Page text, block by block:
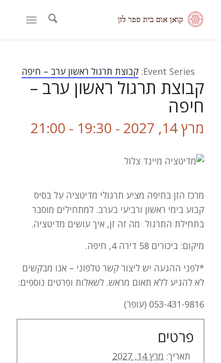
Event Series: קבוצת תרגול ראשון ערב – חיפה
קבוצת תרגול ראשון ערב –
חיפה
מרץ 14, 2027 - 19:30 -
21:00
מרכז הזן בחיפה מציע תרגולי מדיטציה על בסיס
קבוע בימי ראשון ורביעי בערב. למתחילים מוסבר
בתחילת התרגול מה זה זן, איך עושים מדיטציה.
מיקום: ביכורים 58 דירה 4, חיפה.
*לפני ההגעה יש ליצור קשר טלפוני – אנו מבקשים
לא להגיע ללא תאום מראש. לשאלות ופרטים נוספים:
053-431-9816 (עופר)
פרטים
תאריך: מרץ 14, 2027